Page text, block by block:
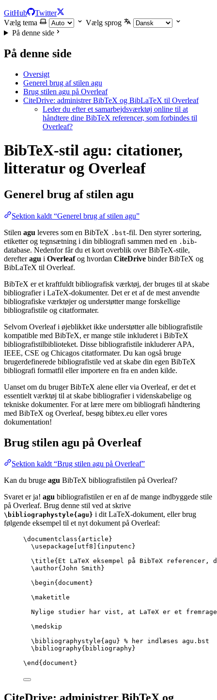
GitHub
Twitter
Vælg tema
Vælg sprog
På denne side
På denne side
Oversigt
Generel brug af stilen agu
Brug stilen agu på Overleaf
CiteDrive: administrer BibTeX og BibLaTeX til Overleaf
Leder du efter et samarbejdsværktøj online til at
håndtere dine BibTeX referencer, som forbindes til
Overleaf?
BibTeX-stil agu: citationer,
litteratur og Overleaf
Generel brug af stilen agu
Sektion kaldt “Generel brug af stilen agu”
Stilen agu leveres som en BibTeX .bst-fil. Den styrer sortering,
etiketter og tegnsætning i din bibliografi sammen med en .bib-
database. Nedenfor får du et kort overblik over BibTeX-stile,
derefteragu i Overleafog hvordan CiteDrive binder BibTeX og
BibLaTeX til Overleaf.
BibTeX er et kraftfuldt bibliografisk værktøj, der bruges til at skabe
bibliografier i LaTeX-dokumenter. Det er et af de mest anvendte
bibliografiske værktøjer og understøtter mange forskellige
bibliografistile og citatformater.
Selvom Overleaf i øjeblikket ikke understøtter alle bibliografistile
kompatible med BibTeX, er mange stile inkluderet i BibTeX
bibliografistilbiblioteket. Disse bibliografistile inkluderer APA,
IEEE, CSE og Chicagos citatformater. Du kan også bruge
brugerdefinerede bibliografistile ved at skabe din egen BibTeX
bibliografi formatfil eller importere en fra en anden kilde.
Uanset om du bruger BibTeX alene eller via Overleaf, er det et
essentielt værktøj til at skabe bibliografier i videnskabelige og
tekniske dokumenter. For at lære mere om bibliografi håndtering
med BibTeX og Overleaf, besøg bibtex.eu eller vores
dokumentation!
Brug stilen agu på Overleaf
Sektion kaldt “Brug stilen agu på Overleaf”
Kan du bruge agu BibTeX bibliografistilen på Overleaf?
Svaret er ja! agu bibliografistilen er en af de mange indbyggede stile
på Overleaf. Brug denne stil ved at skrive
\bibliographystyle{agu} i dit LaTeX-dokument, eller brug
følgende eksempel til et nyt dokument på Overleaf:
\documentclass{ article }
\usepackage
utf8 ]{ inputenc }
\title{Et LaTeX eksempel på BibTeX
\author{John Smith}
\begin{ document }
\maketitle
Nylige studier har vist, at LaTeX er et
\medskip
\bibliographystyle{agu} % her indlæses agu.bst
\bibliography{bibliography}
\end { document }